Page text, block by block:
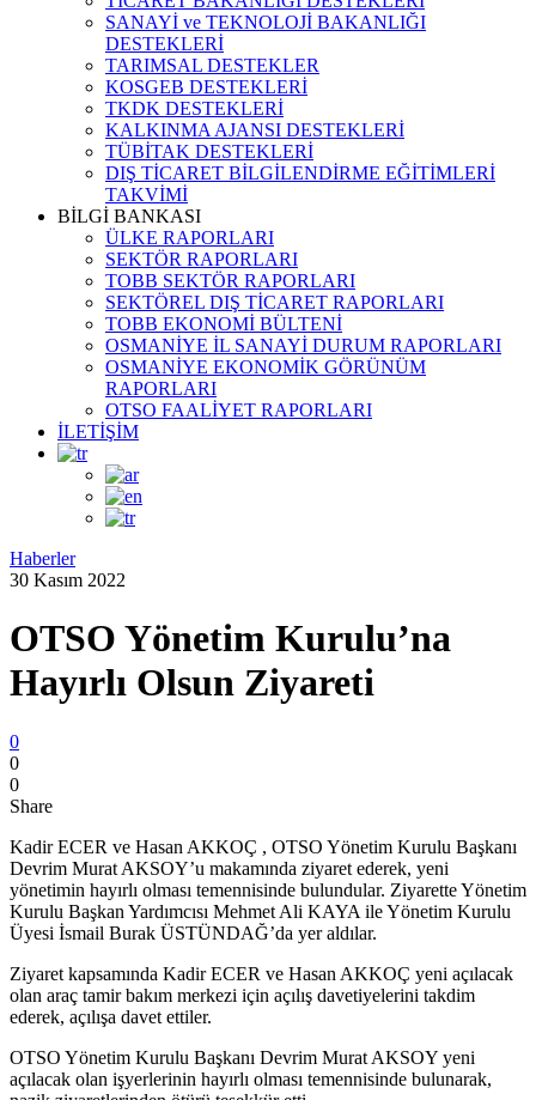
SANAYİ ve TEKNOLOJİ BAKANLIĞI
DESTEKLERİ
TARIMSAL DESTEKLER
KOSGEB DESTEKLERİ
TKDK DESTEKLERİ
KALKINMA AJANSI DESTEKLERİ
TÜBİTAK DESTEKLERİ
DIŞ TİCARET BİLGİLENDİRME EĞİTİMLERİ
TAKVİMİ
BİLGİ BANKASI
ÜLKE RAPORLARI
SEKTÖR RAPORLARI
TOBB SEKTÖR RAPORLARI
SEKTÖREL DIŞ TİCARET RAPORLARI
TOBB EKONOMİ BÜLTENİ
OSMANİYE İL SANAYİ DURUM RAPORLARI
OSMANİYE EKONOMİK GÖRÜNÜM
RAPORLARI
OTSO FAALİYET RAPORLARI
İLETİŞİM
Haberler
30 Kasım 2022
OTSO Yönetim Kurulu’na
Hayırlı Olsun Ziyareti
0
0
0
Share
Kadir ECER ve Hasan AKKOÇ , OTSO Yönetim Kurulu Başkanı
Devrim Murat AKSOY’u makamında ziyaret ederek, yeni
yönetimin hayırlı olması temennisinde bulundular. Ziyarette Yönetim
Kurulu Başkan Yardımcısı Mehmet Ali KAYA ile Yönetim Kurulu
Üyesi İsmail Burak ÜSTÜNDAĞ’da yer aldılar.
Ziyaret kapsamında Kadir ECER ve Hasan AKKOÇ yeni açılacak
olan araç tamir bakım merkezi için açılış davetiyelerini takdim
ederek, açılışa davet ettiler.
OTSO Yönetim Kurulu Başkanı Devrim Murat AKSOY yeni
açılacak olan işyerlerinin hayırlı olması temennisinde bulunarak,